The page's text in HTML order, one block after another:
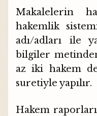
Makalelerin
hakemlik
adı/adları ile
bilgiler
az iki hakem
suretiyle yapılır.
Hakem